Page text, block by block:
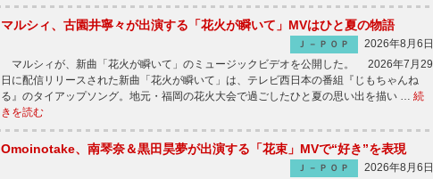
マルシィ、古園井寧々が出演する「花火が瞬いて」MVはひと夏の物語
Ｊ－ＰＯＰ
2026年8月6日
マルシィが、新曲「花火が瞬いて」のミュージックビデオを公開した。 2026年7月29
日に配信リリースされた新曲「花火が瞬いて」は、テレビ西日本の番組『じもちゃんね
る』のタイアップソング。地元・福岡の花火大会で過ごしたひと夏の思い出を描い … 続
きを読む
Omoinotake、南琴奈＆黒田昊夢が出演する「花束」MVで“好き”を表現
Ｊ－ＰＯＰ
2026年8月6日